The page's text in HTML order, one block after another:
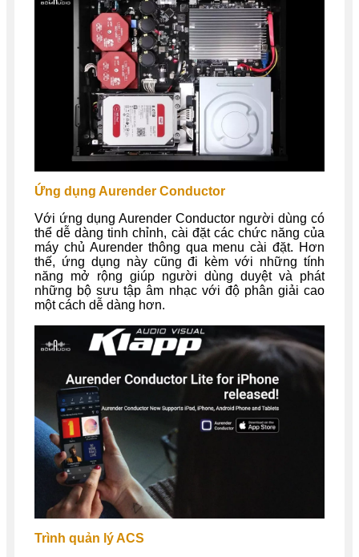
Ứng dụng Aurender Conductor
Với ứng dụng Aurender Conductor người dùng có
thể dễ dàng tinh chỉnh, cài đặt các chức năng của
máy chủ Aurender thông qua menu cài đặt. Hơn
thế, ứng dụng này cũng đi kèm với những tính
năng mở rộng giúp người dùng duyệt và phát
những bộ sưu tập âm nhạc với độ phân giải cao
một cách dễ dàng hơn.
Trình quản lý ACS